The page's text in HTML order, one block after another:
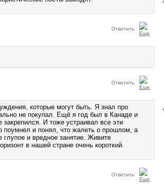
Ответить
Ответить
которые могут быть. Я знал про
не покупал. Ещё я год был в Канаде и
закрепился. И тоже устраивал все эти
и понял, что жалеть о прошлом, а
и вредное занятие. Живите
в нашей стране очень короткий.
Ответить